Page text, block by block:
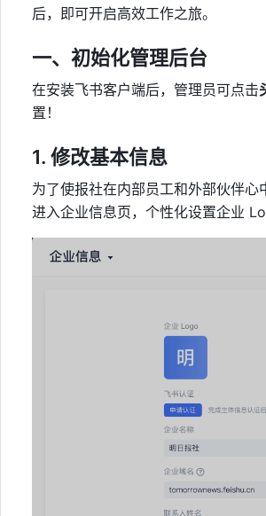
后，即可开启高效工作之旅。
一、初始化管理后台
在安装飞书客户端后，管理员可点击
置！
1. 修改基本信息
为了使报社在内部员工和外部伙伴
进入企业信息页，个性化设置企业